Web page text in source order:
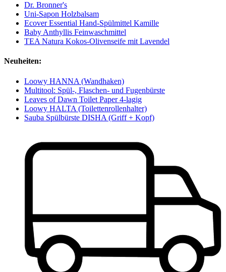
Dr. Bronner's
Uni-Sapon Holzbalsam
Ecover Essential Hand-Spülmittel Kamille
Baby Anthyllis Feinwaschmittel
TEA Natura Kokos-Olivenseife mit Lavendel
Neuheiten:
Loowy HANNA (Wandhaken)
Multitool: Spül-, Flaschen- und Fugenbürste
Leaves of Dawn Toilet Paper 4-lagig
Loowy HALTA (Toilettenrollenhalter)
Sauba Spülbürste DISHA (Griff + Kopf)